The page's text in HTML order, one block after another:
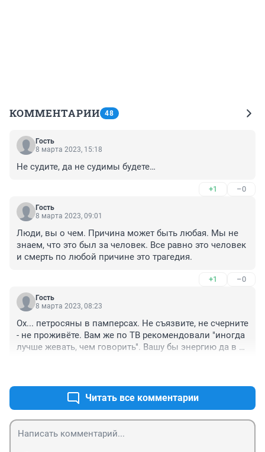
КОММЕНТАРИИ 48
Гость
8 марта 2023, 15:18
Не судите, да не судимы будете…
+1 –0
Гость
8 марта 2023, 09:01
Люди, вы о чем. Причина может быть любая. Мы не
знаем, что это был за человек. Все равно это человек
и смерть по любой причине это трагедия.
+1 –0
Гость
8 марта 2023, 08:23
Ох... петросяны в памперсах. Не съязвите, не счерните
- не проживёте. Вам же по ТВ рекомендовали "иногда
лучше жевать, чем говорить". Вашу бы энергию да в
Читать все комментарии